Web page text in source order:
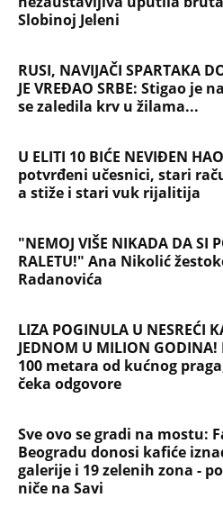
Slobinoj Jeleni
RUSI, NAVIJAČI SPARTAKA
JE VREĐAO SRBE: Stigao je
se zaledila krv u žilama...
U ELITI 10 BIĆE NEVIĐEN
potvrđeni učesnici, stari
a stiže i stari vuk rijalitija
"NEMOJ VIŠE NIKADA DA SI
RALETU!" Ana Nikolić
Radanovića
LIZA POGINULA U NESREĆI
JEDNOM U MILION
100 metara od kućnog
čeka odgovore
Sve ovo se gradi na mostu:
Beogradu donosi kafiće
galerije i 19 zelenih zona -
niče na Savi